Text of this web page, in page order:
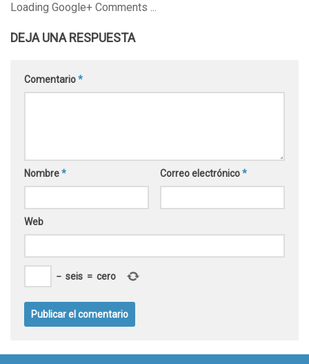
Loading Google+ Comments ...
DEJA UNA RESPUESTA
Comentario*
Nombre* Correo electrónico*
Web
− seis = cero